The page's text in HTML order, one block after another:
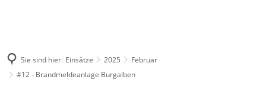
Sie sind hier: Einsätze 2025
Februar
#12 - Brandmeldeanlage Burgalben